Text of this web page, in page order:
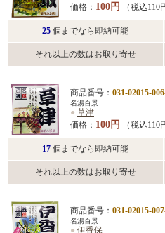
価格： 100円 （税込110
25 個までなら即納可能
それ以上の数はお取り寄せ
商品番号： 031-02015-
名湯百景
● 草津
価格： 100円 （税込110
17 個までなら即納可能
それ以上の数はお取り寄せ
商品番号： 031-02015-
名湯百景
● 伊香保